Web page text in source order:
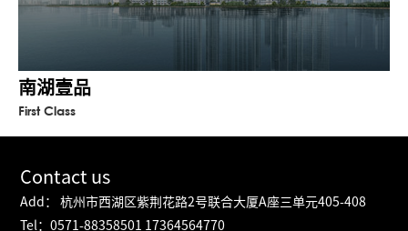
南湖壹品
First Class
Contact us
Add： 杭州市西湖区紫荆花路2号联合大厦A座三单元405-408
Tel：0571-88358501 17364564770